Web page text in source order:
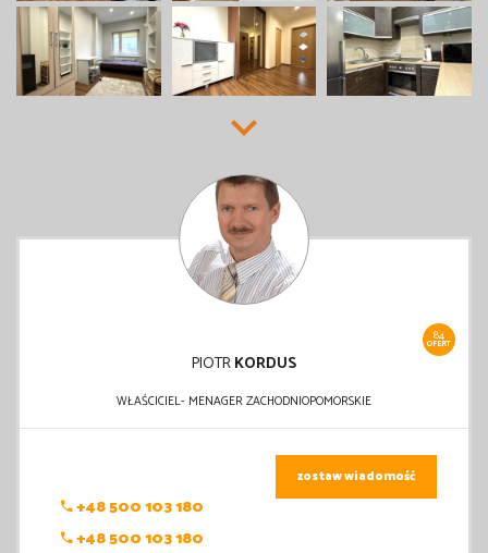
84
OFERT
PIOTRKORDUS
WŁAŚCICIEL- MENAGER ZACHODNIOPOMORSKIE
+48 500 103 180
+48 500 103 180
zostaw wiadomość